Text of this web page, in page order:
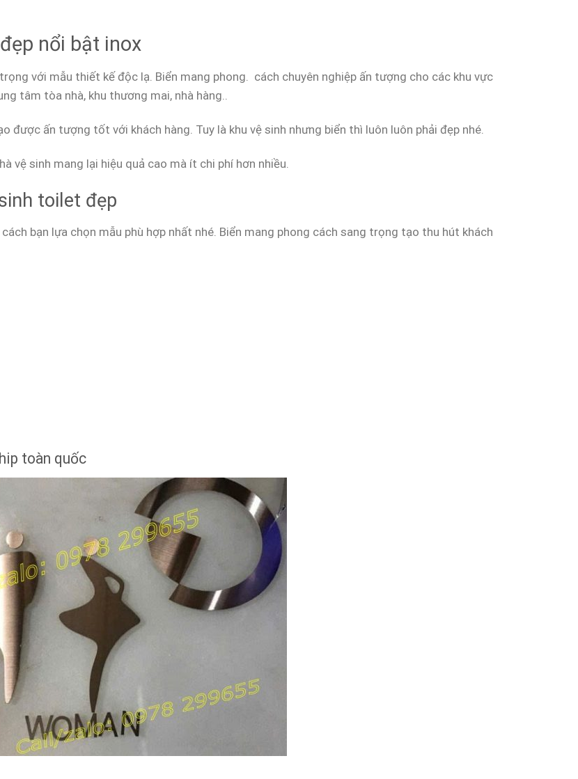
nổi bật inox
với mẫu thiết kế độc lạ. Biển mang phong. cách chuyên nghiệp ấn tượng cho các khu vực
tâm tòa nhà, khu thương mai, nhà hàng..
được ấn tượng tốt với khách hàng. Tuy là khu vệ sinh nhưng biển thì luôn luôn phải đẹp nhé.
vệ sinh mang lại hiệu quả cao mà ít chi phí hơn nhiều.
toilet đẹp
bạn lựa chọn mẫu phù hợp nhất nhé. Biển mang phong cách sang trọng tạo thu hút khách
toàn quốc